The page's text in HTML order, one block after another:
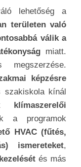
lehetőség a
területen való
válik a
miatt.
képzésre
szakiskola kínál
klímaszerelői
a programok
HVAC (fűtés,
ismereteket,
és más